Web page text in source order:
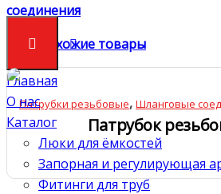
Главная
О нас
Каталог
Люки для ёмкостей
Запорная и регулирующая
Фитинги для труб
соединения
Похожие товары
Патрубки резьбовые, Шланговые
Патрубок